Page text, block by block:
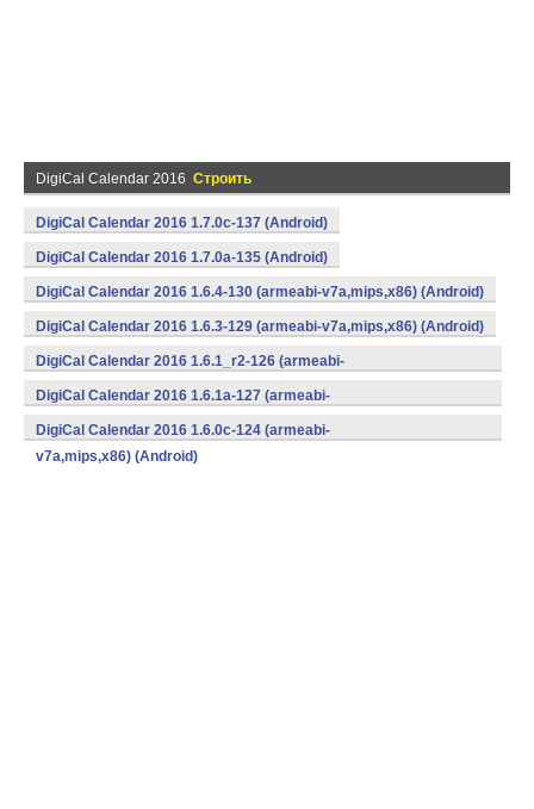
DigiCal Calendar 2016 Строить
DigiCal Calendar 2016 1.7.0c-137 (Android)
DigiCal Calendar 2016 1.7.0a-135 (Android)
DigiCal Calendar 2016 1.6.4-130 (armeabi-v7a,mips,x86) (Android)
DigiCal Calendar 2016 1.6.3-129 (armeabi-v7a,mips,x86) (Android)
DigiCal Calendar 2016 1.6.1_r2-126 (armeabi-
v7a,mips,x86) (Android)
DigiCal Calendar 2016 1.6.1a-127 (armeabi-
v7a,mips,x86) (Android)
DigiCal Calendar 2016 1.6.0c-124 (armeabi-
v7a,mips,x86) (Android)